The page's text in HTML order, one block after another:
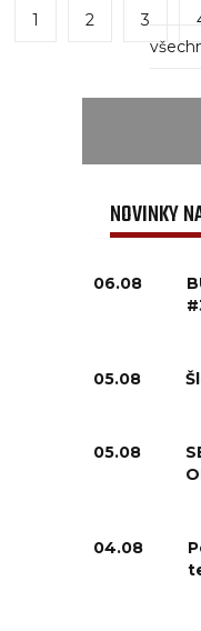
1 2 3
NOVINKY
06.08
05.08
05.08
04.08